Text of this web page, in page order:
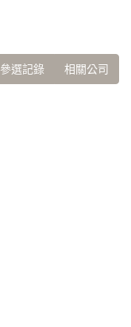
參選記錄 相關公司